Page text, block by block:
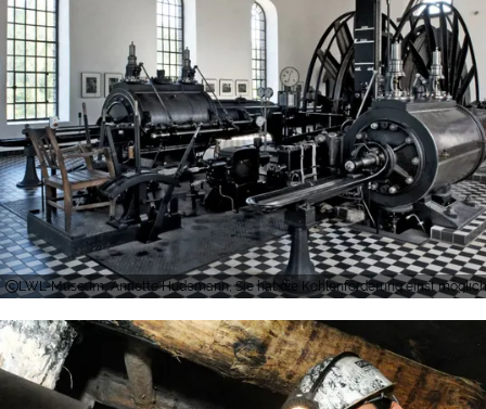
LWL-Museum, Annette Hudemann, Sie hat die Kohlenförderung einst